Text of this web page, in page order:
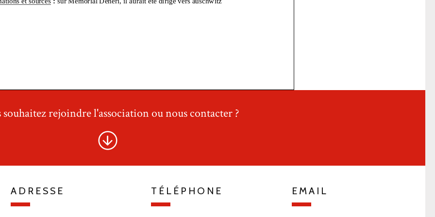
souhaitez rejoindre l'association ou nous contacter ?
ADRESSE TÉLÉPHONE EMAIL